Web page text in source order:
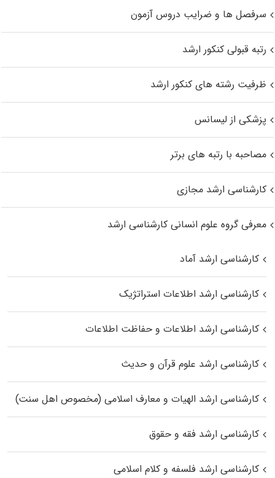
سرفصل ها و ضرایب دروس آزمون
رتبه قبولی کنکور ارشد
ظرفیت رشته های کنکور ارشد
پزشکی از لیسانس
مصاحبه با رتبه های برتر
کارشناسی ارشد مجازی
معرفی گروه علوم انسانی کارشناسی ارشد
کارشناسی ارشد آماد
کارشناسی ارشد اطلاعات استراتژیک
کارشناسی ارشد اطلاعات و حفاظت اطلاعات
کارشناسی ارشد علوم قرآن و حدیث
کارشناسی ارشد الهیات و معارف اسلامی (مخصوص اهل سنت)
کارشناسی ارشد فقه و حقوق
کارشناسی ارشد فلسفه و کلام اسلامی